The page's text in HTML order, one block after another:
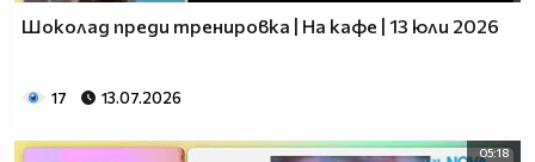
Шоколад преди тренировка | На кафе | 13 юли 2026
17 13.07.2026
05:18